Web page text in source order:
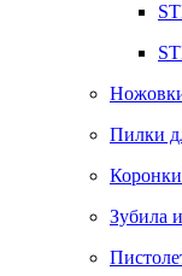
Пилки
Зубила